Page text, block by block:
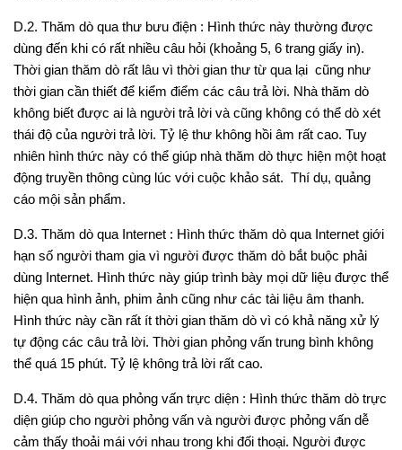
D.2. Thăm dò qua thư bưu điện : Hình thức này thường được
dùng đến khi có rất nhiều câu hỏi (khoảng 5, 6 trang giấy in).
Thời gian thăm dò rất lâu vì thời gian thư từ qua lại cũng như
thời gian cần thiết để kiểm điểm các câu trả lời. Nhà thăm dò
không biết được ai là người trả lời và cũng không có thể dò xét
thái độ của người trả lời. Tỷ lệ thư không hồi âm rất cao. Tuy
nhiên hình thức này có thể giúp nhà thăm dò thực hiện một hoạt
động truyền thông cùng lúc với cuộc khảo sát. Thí dụ, quảng
cáo mội sản phẩm.
D.3. Thăm dò qua Internet : Hình thức thăm dò qua Internet giới
hạn số người tham gia vì người được thăm dò bắt buộc phải
dùng Internet. Hình thức này giúp trình bày mọi dữ liệu được thể
hiện qua hình ảnh, phim ảnh cũng như các tài liệu âm thanh.
Hình thức này cần rất ít thời gian thăm dò vì có khả năng xử lý
tự động các câu trả lời. Thời gian phỏng vấn trung bình không
thể quá 15 phút. Tỷ lệ không trả lời rất cao.
D.4. Thăm dò qua phỏng vấn trực diện : Hình thức thăm dò trực
diện giúp cho người phỏng vấn và người được phỏng vấn dễ
cảm thấy thoải mái với nhau trong khi đối thoại. Người được